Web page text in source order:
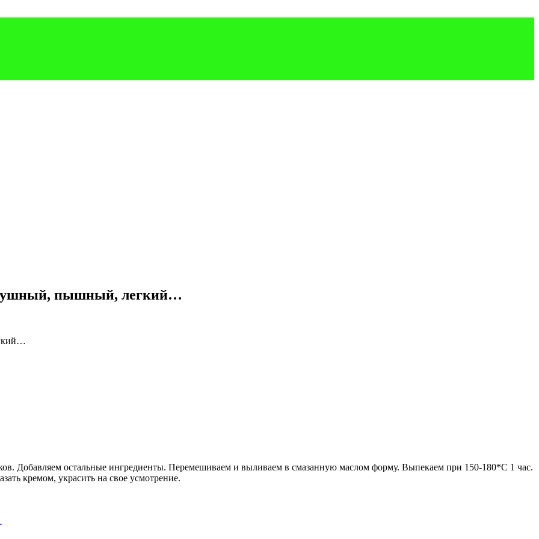
пышный, легкий…
Добавляем остальные ингредиенты. Перемешиваем и выливаем в смазанную маслом форму. Выпекаем при 150-180*С 1 час.
кремом, украсить на свое усмотрение.